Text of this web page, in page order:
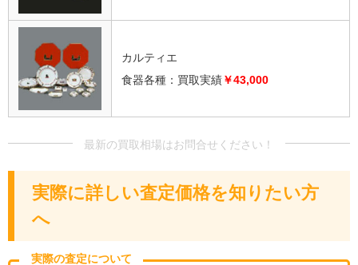
カルティエ
食器各種：買取実績￥43,000
実際に詳しい査定価格を知りたい方
へ
実際の査定について